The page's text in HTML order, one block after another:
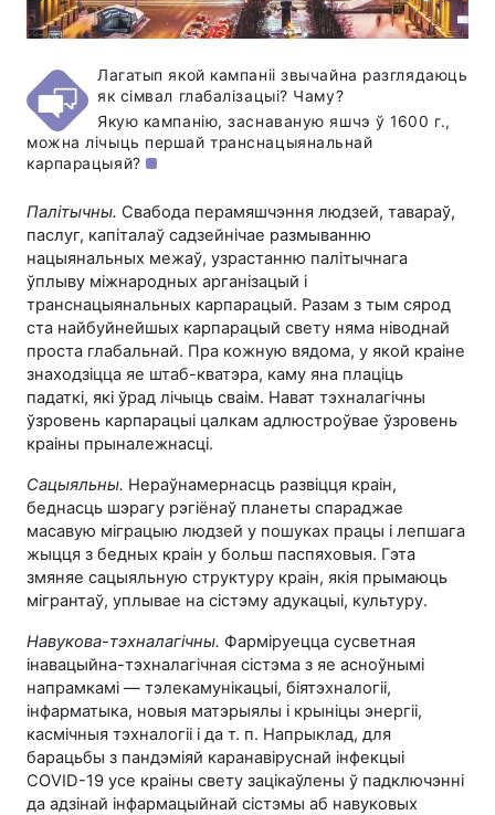
Лагатып якой кампаніі звычайна разглядаюць
як сімвал глабалізацыі? Чаму?
Якую кампанію, заснаваную яшчэ ў 1600 г.,
можна лічыць першай транснацыянальнай
карпарацыяй?
Палітычны. Свабода перамяшчэння людзей, тавараў,
паслуг, капіталаў садзейнічае размыванню
нацыянальных межаў, узрастанню палітычнага
ўплыву міжнародных арганізацый і
транснацыянальных карпарацый. Разам з тым сярод
ста найбуйнейшых карпарацый свету няма ніводнай
проста глабальнай. Пра кожную вядома, у якой краіне
знаходзіцца яе штаб-кватэра, каму яна плаціць
падаткі, які ўрад лічыць сваім. Нават тэхналагічны
ўзровень карпарацыі цалкам адлюстроўвае ўзровень
краіны прыналежнасці.
Сацыяльны. Нераўнамернасць развіцця краін,
беднасць шэрагу рэгіёнаў планеты спараджае
масавую міграцыю людзей у пошуках працы і лепшага
жыцця з бедных краін у больш паспяховыя. Гэта
змяняе сацыяльную структуру краін, якія прымаюць
мігрантаў, уплывае на сістэму адукацыі, культуру.
Навукова-тэхналагічны. Фарміруецца сусветная
інавацыйна-тэхналагічная сістэма з яе асноўнымі
напрамкамі — тэлекамунікацыі, біятэхналогіі,
інфарматыка, новыя матэрыялы і крыніцы энергіі,
касмічныя тэхналогіі і да т. п. Напрыклад, для
барацьбы з пандэміяй каранавіруснай інфекцыі
COVID-19 усе краіны свету зацікаўлены ў падключэнні
да адзінай інфармацыйнай сістэмы аб навуковых